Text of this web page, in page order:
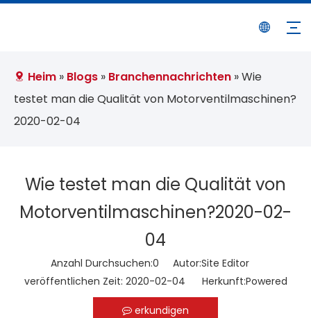
Heim » Blogs » Branchennachrichten »Wie
testet man die Qualität von Motorventilmaschinen?
2020-02-04
Wie testet man die Qualität von
Motorventilmaschinen?2020-02-
04
Anzahl Durchsuchen:0 Autor:Site Editor
veröffentlichen Zeit: 2020-02-04 Herkunft:Powered
erkundigen